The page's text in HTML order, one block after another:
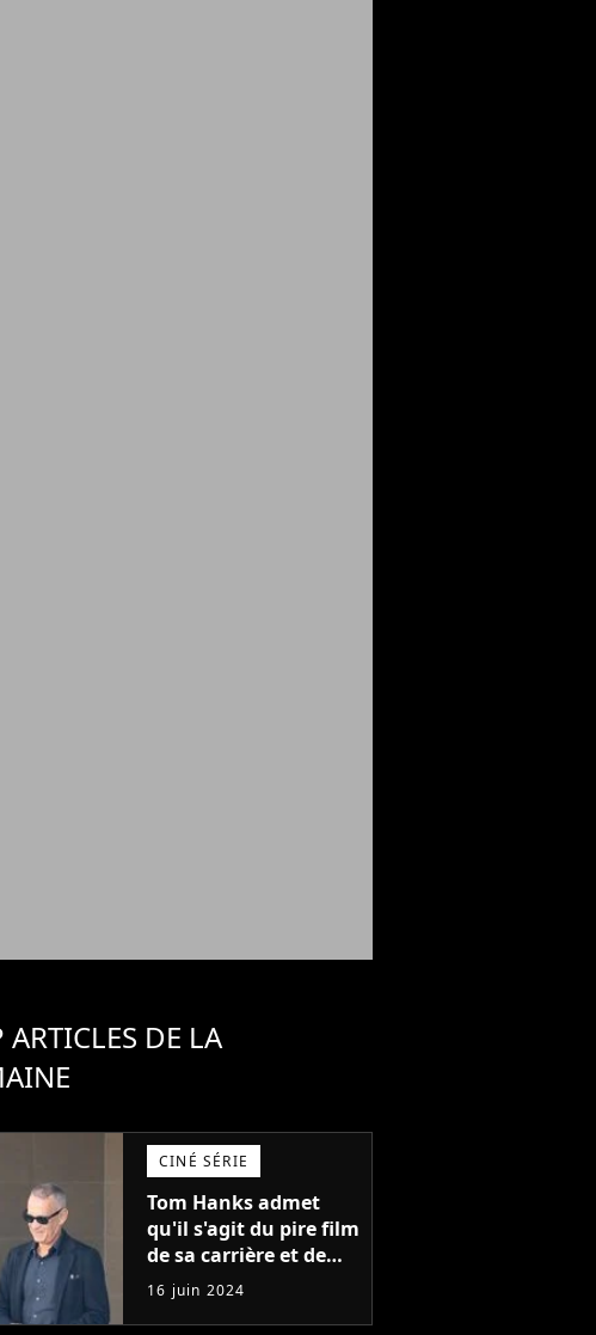
ARTICLES DE LA
CINÉ SÉRIE
Tom Hanks admet
qu'il s'agit du pire film
de sa carrière et de
l'un des pires de
l'histoire du cinéma :
16 juin 2024